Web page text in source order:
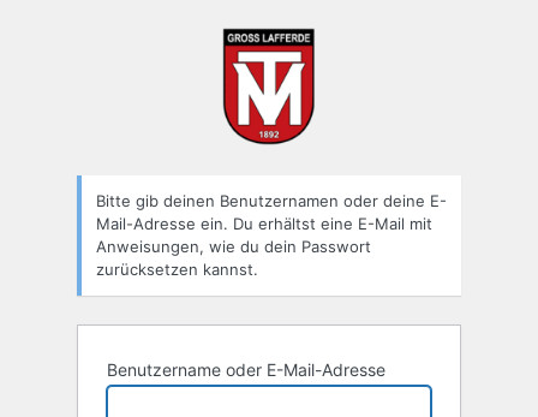
Bitte gib deinen Benutzernamen oder deine E-
Mail-Adresse ein. Du erhältst eine E-Mail mit
Anweisungen, wie du dein Passwort
zurücksetzen kannst.
Benutzername oder E-Mail-Adresse